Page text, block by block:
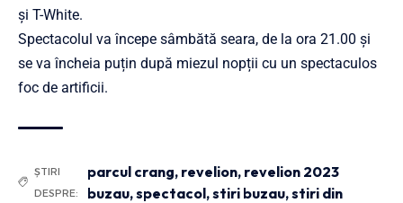
și T-White.
Spectacolul va începe sâmbătă seara, de la ora 21.00 și
se va încheia puțin după miezul nopții cu un spectaculos
foc de artificii.
ȘTIRI
DESPRE:
parcul crang, revelion, revelion 2023
buzau,spectacol,stiri buzau,stiri din